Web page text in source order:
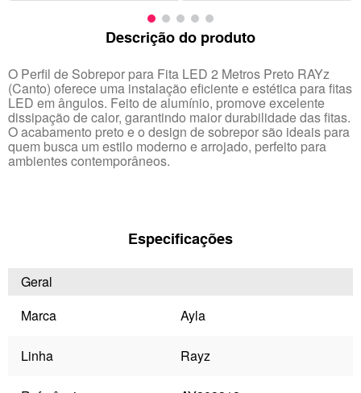
Descrição do produto
O Perfil de Sobrepor para Fita LED 2 Metros Preto RAYz
(Canto) oferece uma instalação eficiente e estética para fitas
LED em ângulos. Feito de alumínio, promove excelente
dissipação de calor, garantindo maior durabilidade das fitas.
O acabamento preto e o design de sobrepor são ideais para
quem busca um estilo moderno e arrojado, perfeito para
ambientes contemporâneos.
Especificações
Geral
Marca
Ayla
Linha Rayz